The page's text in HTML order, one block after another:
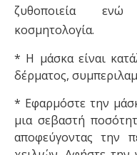
ζυθοποιεία ενώ
κοσμητολογία.
* Η μάσκα είναι
δέρματος,
* Εφαρμόστε την
μια σεβαστή
αποφεύγοντας την